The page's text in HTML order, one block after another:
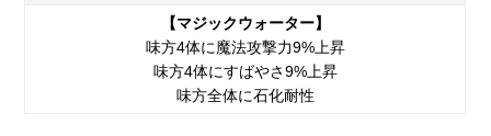
【マジックウォーター】
味方4体に魔法攻撃力9%上昇
味方4体にすばやさ9%上昇
味方全体に石化耐性